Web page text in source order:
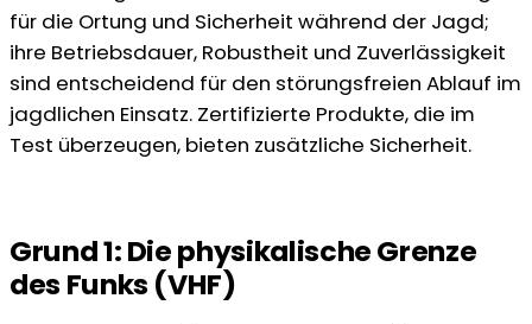
für die Ortung und Sicherheit während der Jagd;
ihre Betriebsdauer, Robustheit und Zuverlässigkeit
sind entscheidend für den störungsfreien Ablauf im
jagdlichen Einsatz. Zertifizierte Produkte, die im
Test überzeugen, bieten zusätzliche Sicherheit.
Grund 1: Die physikalische Grenze
des Funks (VHF)